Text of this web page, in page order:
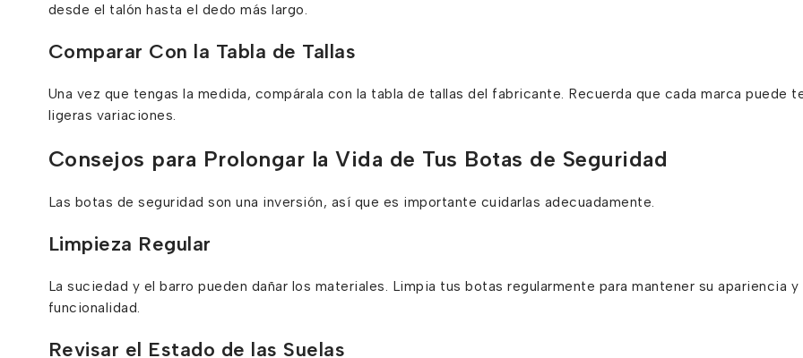
desde el talón hasta el dedo más largo.
Comparar Con la Tabla de Tallas
Una vez que tengas la medida, compárala con la tabla de tallas del fabricante. Recuerda que cada marca puede
ligeras variaciones.
Consejos para Prolongar la Vida de Tus Botas de Seguridad
Las botas de seguridad son una inversión, así que es importante cuidarlas adecuadamente.
Limpieza Regular
La suciedad y el barro pueden dañar los materiales. Limpia tus botas regularmente para mantener su apariencia y
funcionalidad.
Revisar el Estado de las Suelas